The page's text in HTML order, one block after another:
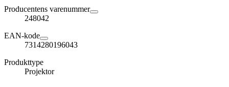
Producentens varenummer
248042
EAN-kode
7314280196043
Produkttype
Projektor